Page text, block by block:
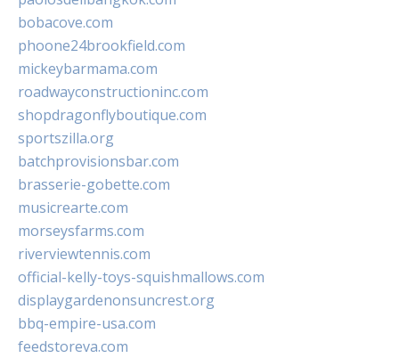
bobacove.com
phoone24brookfield.com
mickeybarmama.com
roadwayconstructioninc.com
shopdragonflyboutique.com
sportszilla.org
batchprovisionsbar.com
brasserie-gobette.com
musicrearte.com
morseysfarms.com
riverviewtennis.com
official-kelly-toys-squishmallows.com
displaygardenonsuncrest.org
bbq-empire-usa.com
feedstoreva.com